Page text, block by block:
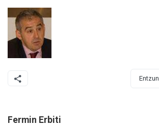
Entzun
Fermin Erbiti